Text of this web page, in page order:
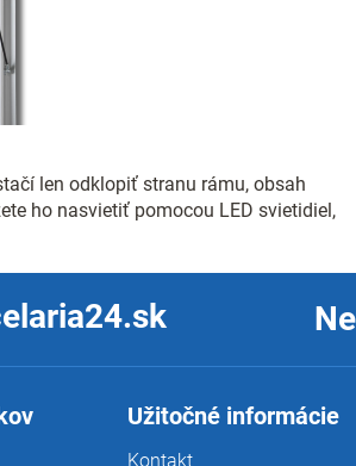
len odklopiť stranu rámu, obsah
ho nasvietiť pomocou LED svietidiel,
Užitočné informácie
Kontakt